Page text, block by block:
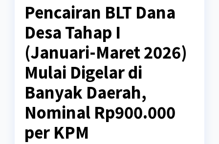
Pencairan BLT Dana
Desa Tahap I
(Januari-Maret 2026)
Mulai Digelar di
Banyak Daerah,
Nominal Rp900.000
per KPM